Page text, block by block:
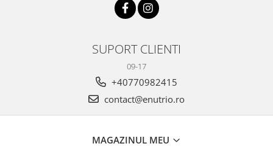
SUPORT CLIENTI
09-17
+40770982415
contact@enutrio.ro
MAGAZINUL MEU